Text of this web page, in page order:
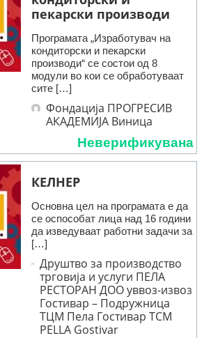
пекарски производи
Програмата „Изработувач на
кондиторски и пекарски
производи“ се состои од 8
модули во кои се обработуваат
сите […]
Фондација ПРОГРЕСИВ
АКАДЕМИЈА Виница
Неверификувана
КЕЛНЕР
Основна цел на програмата е да
се оспособат лица над 16 години
да изведуваат работни задачи за
[…]
Друштво за производство
трговија и услуги ПЕЛА
РЕСТОРАН ДОО уввоз-извоз
Гостивар – Подружница
ТЦМ Пела Гостивар TCM
PELLA Gostivar